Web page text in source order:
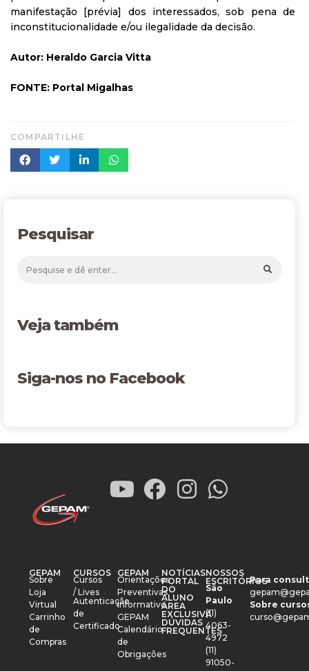
manifestação [prévia] dos interessados, sob pena de
inconstitucionalidade e/ou ilegalidade da decisão.
Autor: Heraldo Garcia Vitta
FONTE: Portal Migalhas
COMPARTILHE
Pesquisar
Veja também
Siga-nos no Facebook
GEPAM
Sobre
Loja
Virtual
Carrinho
de
Compras
CURSOS
Cursos
/ Lives
Autenticação
de
Certificado
GEPAM
Orientações
Preventivas
Informativo
GEPAM
Calendário
de
Obrigações
NOTÍCIAS
PORTAL
DO
ALUNO
ÁREA
EXCLUSIVA
DÚVIDAS
FREQUENTES
NOSSOS
ESCRITÓRIOS
São
Paulo
(11)
4063-
4972
(11)
91050-
Para
Sobre